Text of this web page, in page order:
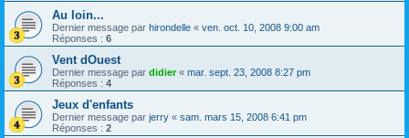
Au loin...
Dernier message par hirondelle « ven. oct. 10, 2008 9:00 am
Réponses : 6
Vent dOuest
Dernier message par didier« mar. sept. 23, 2008 8:27 pm
Réponses : 4
Jeux d'enfants
Dernier message par jerry « sam. mars 15, 2008 6:41 pm
Réponses : 2